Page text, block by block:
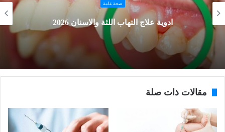
صحة عامة
ادوية علاج التهاب اللثة والاسنان 2026
مقالات ذات صلة